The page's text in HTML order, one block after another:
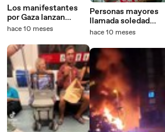
Los manifestantes
por Gaza lanzan
cócteles 'McGyver'
hace 10 meses
Personas mayores
llamada soledad
Teresa
hace 10 meses